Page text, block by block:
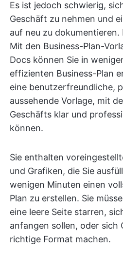
Es ist jedoch schwierig,
Geschäft zu nehmen und
auf neu zu dokumentieren.
Mit den Business-Plan-
Docs können Sie in
effizienten Business-Plan
eine benutzerfreundliche,
aussehende Vorlage, mit
Geschäfts klar und
können.
Sie enthalten
und Grafiken, die Sie
wenigen Minuten einen
Plan zu erstellen. Sie
eine leere Seite starren,
anfangen sollen, oder sich
richtige Format machen.